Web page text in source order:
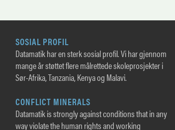
SOSIAL PROFIL
Datamatik har en sterk sosial profil. Vi har gjennom
mange år støttet flere målrettede skoleprosjekter i
Sør-Afrika, Tanzania, Kenya og Malavi.
CONFLICT MINERALS
Datamatik is strongly against conditions that in any
way violate the human rights and working